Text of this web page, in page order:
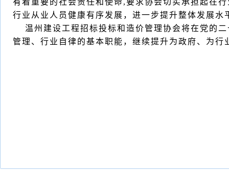
有着重要的社会责任和使命,要求协会切实承担起在
行业从业人员健康有序发展，进一步提升整体发展水
温州建设工程招标投标和造价管理协会将在党的二
管理、行业自律的基本职能，继续提升为政府、为